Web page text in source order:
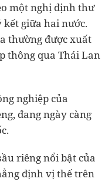
một nghị định thư
giữa hai nước.
thường được xuất
thông qua Thái Lan
nghiệp của
đang ngày càng
riêng nổi bật của
định vị thế trên